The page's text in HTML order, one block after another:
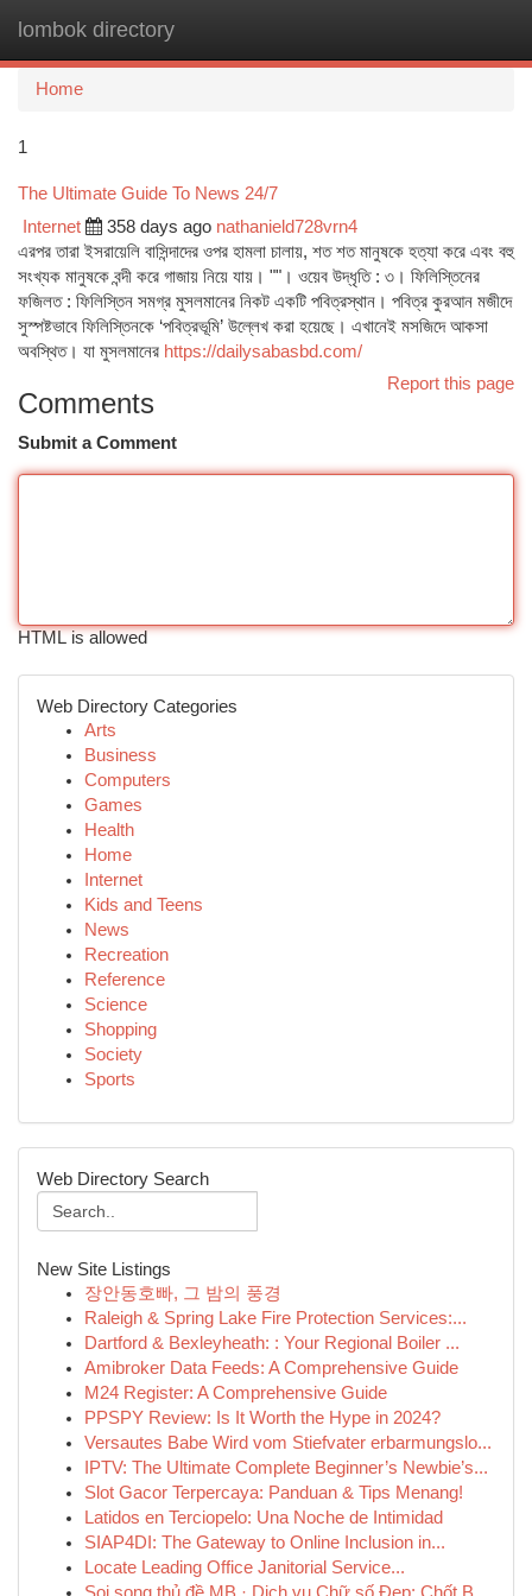
lombok directory
Home
1
The Ultimate Guide To News 24/7
Internet 358 days ago nathanield728vrn4
এরপর তারা ইসরায়েলি বাসিন্দাদের ওপর হামলা চালায়, শত শত মানুষকে হত্যা করে এবং বহু
সংখ্যক মানুষকে বন্দী করে গাজায় নিয়ে যায়। ""। ওয়েব উদ্ধৃতি : ৩। ফিলিস্তিনের
ফজিলত : ফিলিস্তিন সমগ্র মুসলমানের নিকট একটি পবিত্রস্থান। পবিত্র কুরআন মজীদে
সুস্পষ্টভাবে ফিলিস্তিনকে ‘পবিত্রভূমি’ উল্লেখ করা হয়েছে। এখানেই মসজিদে আকসা
অবস্থিত। যা মুসলমানের https://dailysabasbd.com/
Report this page
Comments
Submit a Comment
HTML is allowed
Web Directory Categories
Arts
Business
Computers
Games
Health
Home
Internet
Kids and Teens
News
Recreation
Reference
Science
Shopping
Society
Sports
Web Directory Search
New Site Listings
장안동호빠, 그 밤의 풍경
Raleigh & Spring Lake Fire Protection Services:...
Dartford & Bexleyheath: : Your Regional Boiler ...
Amibroker Data Feeds: A Comprehensive Guide
M24 Register: A Comprehensive Guide
PPSPY Review: Is It Worth the Hype in 2024?
Versautes Babe Wird vom Stiefvater erbarmungslo...
IPTV: The Ultimate Complete Beginner’s Newbie’s...
Slot Gacor Terpercaya: Panduan & Tips Menang!
Latidos en Terciopelo: Una Noche de Intimidad
SIAP4DI: The Gateway to Online Inclusion in...
Locate Leading Office Janitorial Service...